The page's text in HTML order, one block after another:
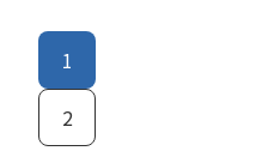
1
2